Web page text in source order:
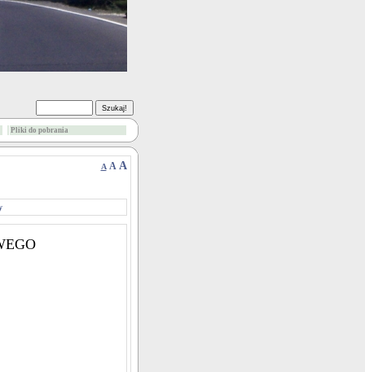
Pliki do pobrania
A A A